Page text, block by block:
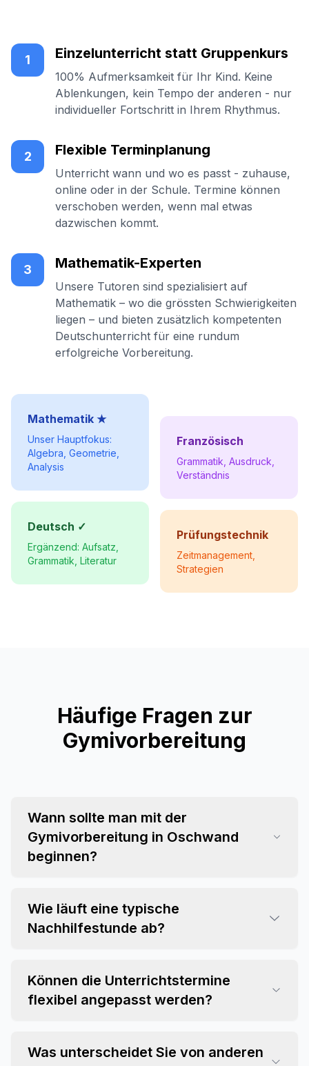
1 Einzelunterricht statt Gruppenkurs
100% Aufmerksamkeit für Ihr Kind. Keine
Ablenkungen, kein Tempo der anderen - nur
individueller Fortschritt in Ihrem Rhythmus.
2 Flexible Terminplanung
Unterricht wann und wo es passt - zuhause,
online oder in der Schule. Termine können
verschoben werden, wenn mal etwas
dazwischen kommt.
3 Mathematik-Experten
Unsere Tutoren sind spezialisiert auf
Mathematik – wo die grössten Schwierigkeiten
liegen – und bieten zusätzlich kompetenten
Deutschunterricht für eine rundum
erfolgreiche Vorbereitung.
Mathematik ★
Unser Hauptfokus:
Algebra, Geometrie,
Analysis
Deutsch ✓
Ergänzend: Aufsatz,
Grammatik, Literatur
Französisch
Grammatik, Ausdruck,
Verständnis
Prüfungstechnik
Zeitmanagement,
Strategien
Häufige Fragen zur
Gymivorbereitung
Wann sollte man mit der
Gymivorbereitung in Oschwand
beginnen?
Wie läuft eine typische
Nachhilfestunde ab?
Können die Unterrichtstermine
flexibel angepasst werden?
Was unterscheidet Sie von anderen